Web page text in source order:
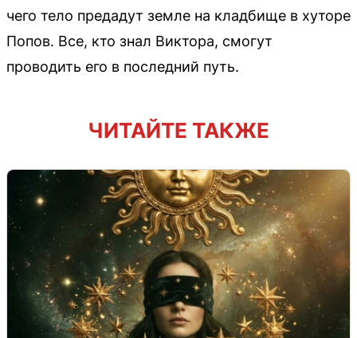
чего тело предадут земле на кладбище в хуторе
Попов. Все, кто знал Виктора, смогут
проводить его в последний путь.
ЧИТАЙТЕ ТАКЖЕ